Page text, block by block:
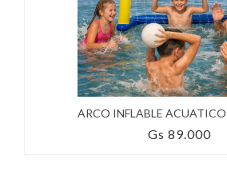
ARCO INFLABLE
Gs 89.000